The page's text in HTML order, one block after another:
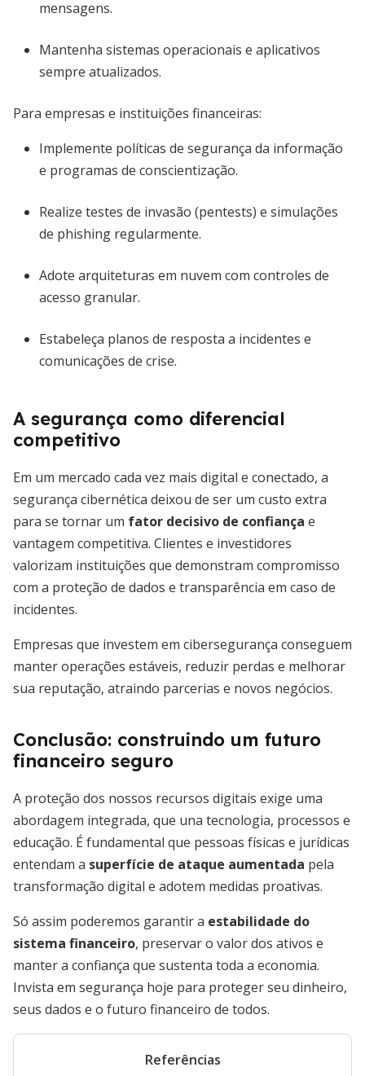
mensagens.
Mantenha sistemas operacionais e aplicativos
sempre atualizados.
Para empresas e instituições financeiras:
Implemente políticas de segurança da informação
e programas de conscientização.
Realize testes de invasão (pentests) e simulações
de phishing regularmente.
Adote arquiteturas em nuvem com controles de
acesso granular.
Estabeleça planos de resposta a incidentes e
comunicações de crise.
A segurança como diferencial
competitivo
Em um mercado cada vez mais digital e conectado, a
segurança cibernética deixou de ser um custo extra
para se tornar um fator decisivo de confiança e
vantagem competitiva. Clientes e investidores
valorizam instituições que demonstram compromisso
com a proteção de dados e transparência em caso de
incidentes.
Empresas que investem em cibersegurança conseguem
manter operações estáveis, reduzir perdas e melhorar
sua reputação, atraindo parcerias e novos negócios.
Conclusão: construindo um futuro
financeiro seguro
A proteção dos nossos recursos digitais exige uma
abordagem integrada, que una tecnologia, processos e
educação. É fundamental que pessoas físicas e jurídicas
entendam a superfície de ataque aumentada pela
transformação digital e adotem medidas proativas.
Só assim poderemos garantir a estabilidade do
sistema financeiro, preservar o valor dos ativos e
manter a confiança que sustenta toda a economia.
Invista em segurança hoje para proteger seu dinheiro,
seus dados e o futuro financeiro de todos.
Referências